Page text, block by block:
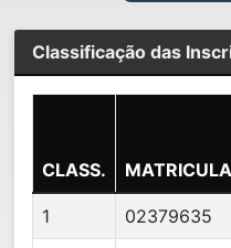
Classificação das
CLASS. MATRICULA
1 02379635